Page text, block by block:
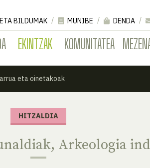
EKINTZAK KOMUNITATEA
BILDUMAK MUNIBE DENDA
eta oinetakoak
HITZALDIA
, Arkeologia